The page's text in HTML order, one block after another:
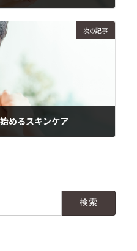
次の記事
めるスキンケア